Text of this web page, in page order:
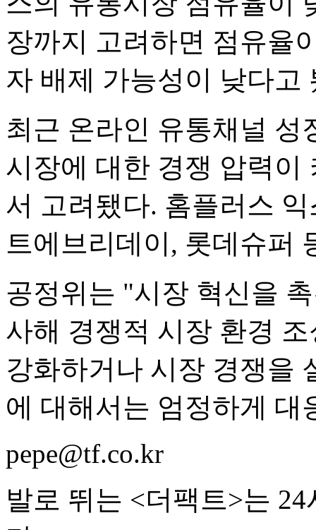
장까지 고려하면 점유율
자 배제 가능성이 낮다고
최근 온라인 유통채널 성
시장에 대한 경쟁 압력이
서 고려됐다. 홈플러스
트에브리데이, 롯데슈퍼
공정위는 "시장 혁신을
사해 경쟁적 시장 환경
강화하거나 시장 경쟁을
에 대해서는 엄정하게
pepe@tf.co.kr
발로 뛰는 <더팩트>는